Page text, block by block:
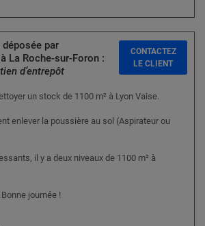
déposée par
La Roche-sur-Foron :
d’entrepôt
un stock de 1100 m² à Lyon Vaise.
enlever la poussière au sol (Aspirateur ou
il y a deux niveaux de 1100 m² à
journée !
CONTACTEZ
LE CLIENT